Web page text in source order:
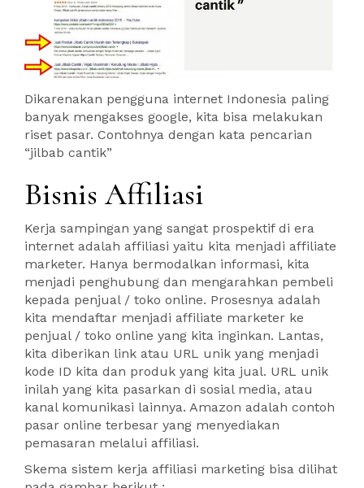
Dikarenakan pengguna internet Indonesia paling
banyak mengakses google, kita bisa melakukan
riset pasar. Contohnya dengan kata pencarian
“jilbab cantik”
Bisnis Affiliasi
Kerja sampingan yang sangat prospektif di era
internet adalah affiliasi yaitu kita menjadi affiliate
marketer. Hanya bermodalkan informasi, kita
menjadi penghubung dan mengarahkan pembeli
kepada penjual / toko online. Prosesnya adalah
kita mendaftar menjadi affiliate marketer ke
penjual / toko online yang kita inginkan. Lantas,
kita diberikan link atau URL unik yang menjadi
kode ID kita dan produk yang kita jual. URL unik
inilah yang kita pasarkan di sosial media, atau
kanal komunikasi lainnya. Amazon adalah contoh
pasar online terbesar yang menyediakan
pemasaran melalui affiliasi.
Skema sistem kerja affiliasi marketing bisa dilihat